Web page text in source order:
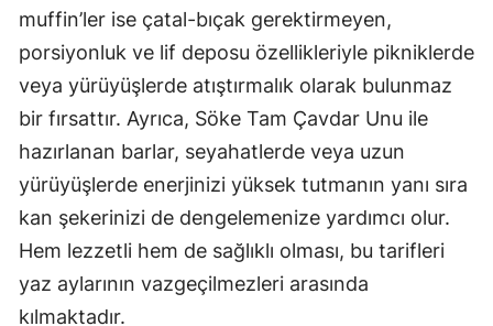
muffin’ler ise çatal-bıçak gerektirmeyen,
porsiyonluk ve lif deposu özellikleriyle pikniklerde
veya yürüyüşlerde atıştırmalık olarak bulunmaz
bir fırsattır. Ayrıca, Söke Tam Çavdar Unu ile
hazırlanan barlar, seyahatlerde veya uzun
yürüyüşlerde enerjinizi yüksek tutmanın yanı sıra
kan şekerinizi de dengelemenize yardımcı olur.
Hem lezzetli hem de sağlıklı olması, bu tarifleri
yaz aylarının vazgeçilmezleri arasında
kılmaktadır.